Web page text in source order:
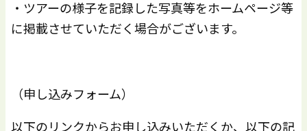
・ツアーの様子を記録した写真等をホームページ等
に掲載させていただく場合がございます。
（申し込みフォーム）
以下のリンクからお申し込みいただくか、以下の記